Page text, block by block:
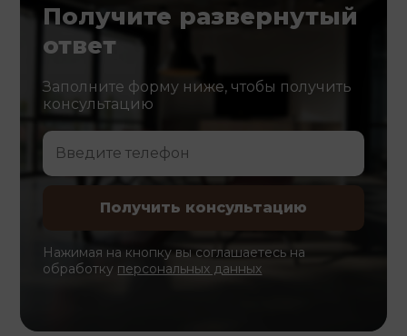
Получите развернутый
ответ
Заполните форму ниже, чтобы получить
консультацию
Нажимая на кнопку вы соглашаетесь на
обработку персональных данных